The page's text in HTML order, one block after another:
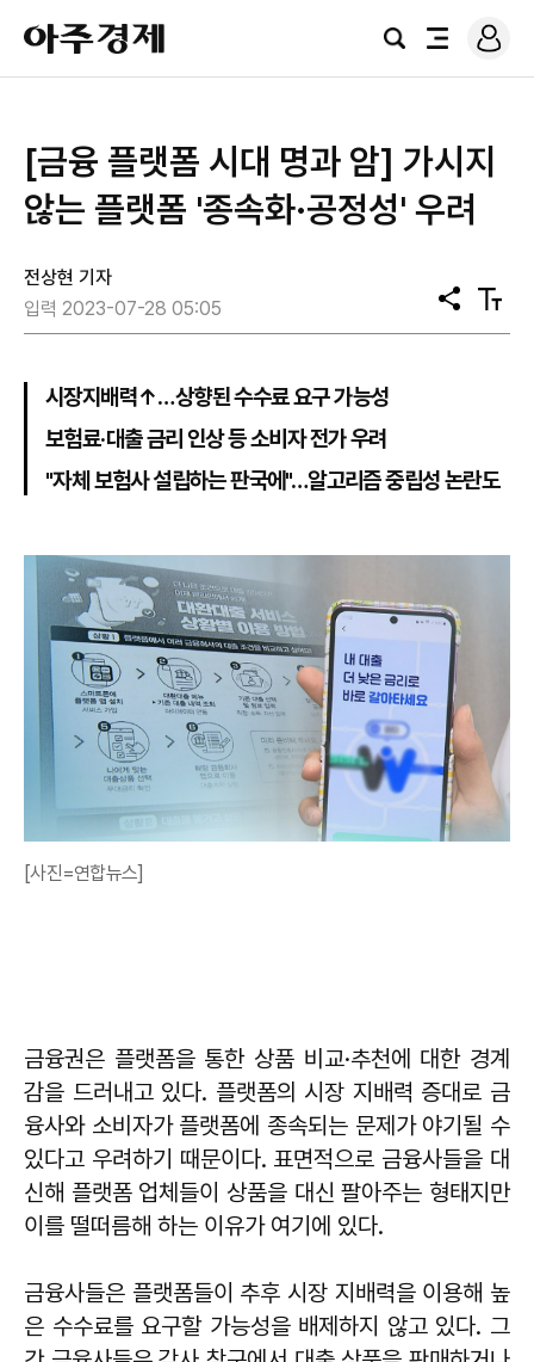
아
주
경
검
전
로
그
[금융 플랫폼 시대 명과 암] 가시지
않는 플랫폼 '종속화·공정성' 우려
전상현 기자
입력 2023-07-28 05:05
공
유
텍
스
시장지배력↑…상향된 수수료 요구 가능성
보험료·대출 금리 인상 등 소비자 전가 우려
"자체 보험사 설립하는 판국에"…알고리즘 중립성 논란도
[사진=연합뉴스]
금융권은 플랫폼을 통한 상품 비교·추천에 대한 경계
감을 드러내고 있다. 플랫폼의 시장 지배력 증대로 금
융사와 소비자가 플랫폼에 종속되는 문제가 야기될 수
있다고 우려하기 때문이다. 표면적으로 금융사들을 대
신해 플랫폼 업체들이 상품을 대신 팔아주는 형태지만
이를 떨떠름해 하는 이유가 여기에 있다.
금융사들은 플랫폼들이 추후 시장 지배력을 이용해 높
은 수수료를 요구할 가능성을 배제하지 않고 있다. 그